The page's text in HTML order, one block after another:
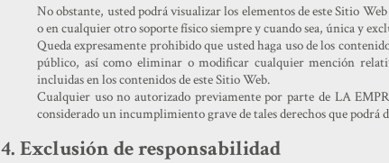
No obstante, usted podrá visualizar los elementos de este Sitio
o en cualquier otro soporte físico siempre y cuando sea, única y
Queda expresamente prohibido que usted haga uso de los
público, así como eliminar o modificar cualquier mención
incluidas en los contenidos de este Sitio Web.
Cualquier uso no autorizado previamente por parte de LA
considerado un incumplimiento grave de tales derechos que podrá
4. Exclusión de responsabilidad